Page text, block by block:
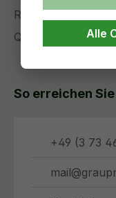
Referenzen
So erreichen
+49 (3 73
Alle